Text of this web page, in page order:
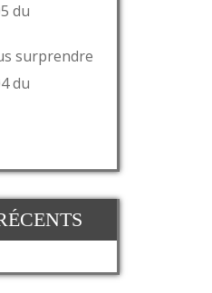
du
surprendre
du